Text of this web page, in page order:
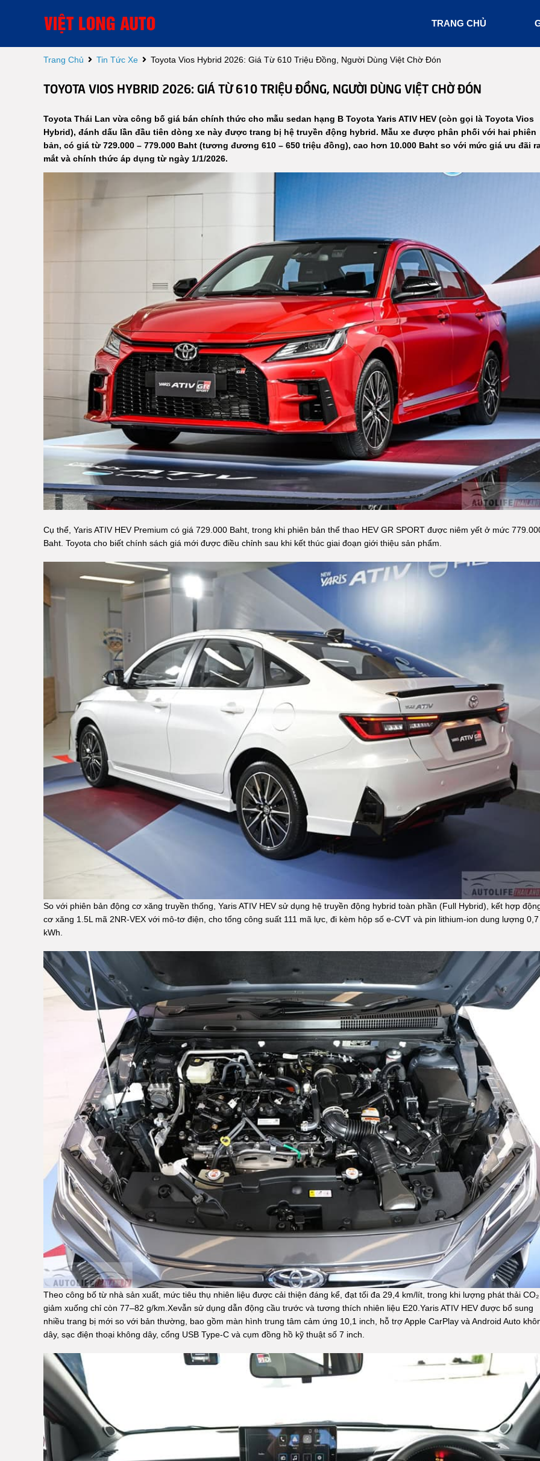
TRANG CHỦ
Trang Chủ Tin Tức Xe Toyota Vios Hybrid 2026: Giá Từ 610 Triệu Đồng, Người Dùng Việt Chờ Đón
TOYOTA VIOS HYBRID 2026: GIÁ TỪ 610 TRIỆU ĐỒNG, NGƯỜI DÙNG VIỆT CHỜ ĐÓN
Toyota Thái Lan vừa công bố giá bán chính thức cho mẫu sedan hạng B Toyota Yaris ATIV HEV (còn gọi là Toyota Vios
Hybrid), đánh dấu lần đầu tiên dòng xe này được trang bị hệ truyền động hybrid. Mẫu xe được phân phối với hai phiên
bản, có giá từ 729.000 – 779.000 Baht (tương đương 610 – 650 triệu đồng), cao hơn 10.000 Baht so với mức giá ưu đãi
mắt và chính thức áp dụng từ ngày 1/1/2026.
Cụ thể, Yaris ATIV HEV Premium có giá 729.000 Baht, trong khi phiên bản thể thao HEV GR SPORT được niêm yết ở mức
Baht. Toyota cho biết chính sách giá mới được điều chỉnh sau khi kết thúc giai đoạn giới thiệu sản phẩm.
So với phiên bản động cơ xăng truyền thống, Yaris ATIV HEV sử dụng hệ truyền động hybrid toàn phần (Full Hybrid), kết hợp
cơ xăng 1.5L mã 2NR‑VEX với mô-tơ điện, cho tổng công suất 111 mã lực, đi kèm hộp số e‑CVT và pin lithium‑ion dung lượng 0,7
kWh.
Theo công bố từ nhà sản xuất, mức tiêu thụ nhiên liệu được cải thiện đáng kể, đạt tối đa 29,4 km/lít, trong khi lượng phát thải CO₂
giảm xuống chỉ còn 77–82 g/km.Xevẫn sử dụng dẫn động cầu trước và tương thích nhiên liệu E20.Yaris ATIV HEV được bổ sung
nhiều trang bị mới so với bản thường, bao gồm màn hình trung tâm cảm ứng 10,1 inch, hỗ trợ Apple CarPlay và Android Auto
dây, sạc điện thoại không dây, cổng USB Type‑C và cụm đồng hồ kỹ thuật số 7 inch.